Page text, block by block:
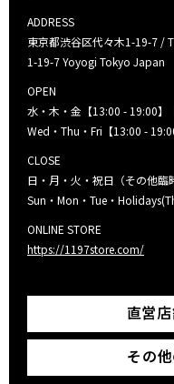
ADDRESS
東京都渋谷区代々木1-19-7 /
1-19-7 Yoyogi Tokyo Japan
OPEN
水・木・金【13:00 - 19:00】
Wed・Thu・Fri【13:00 -
CLOSE
日・月・火・祝日（その他臨
Sun・Mon・Tue・
ONLINE STORE
https://1197store.com/
直営
その